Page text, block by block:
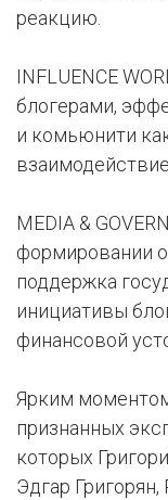
реакцию.
INFLUENCE
блогерами,
и комьюнити
MEDIA &
формировании
поддержка
инициативы
финансовой
Ярким
признанных
которых
Эдгар